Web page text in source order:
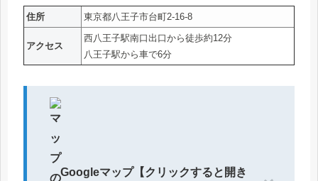
住所 東京都八王子市台町2-16-8
アクセス
西八王子駅南口出口から徒歩約12分
八王子駅から車で6分
Googleマップ【クリックすると開き